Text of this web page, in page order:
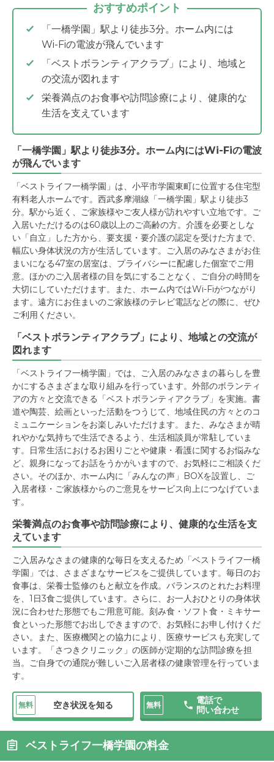
おすすめポイント
「一橋学園」駅より徒歩3分。ホーム内には
Wi-Fiの電波が飛んでいます
「ベストボランティアクラブ」により、地域と
の交流が図れます
栄養満点のお食事や訪問診療により、健康的な
生活を支えています
「一橋学園」駅より徒歩3分。ホーム内にはWi-Fiの電波
が飛んでいます
「ベストライフ一橋学園」は、小平市学園東町に位置する住宅型
有料老人ホームです。西武多摩湖線「一橋学園」駅より徒歩3
分。駅から近く、ご家族様やご友人様が訪れやすい立地です。ご
入居いただけるのは60歳以上のご高齢の方。介護を必要としな
い「自立」した方から、要支援・要介護の認定を受けた方まで、
幅広い身体状況の方が生活しています。ご入居のみなさまがお住
まいになる47室の居室は、プライバシーに配慮した個室でご用
意。ほかのご入居者様の目を気にすることなく、ご自分の時間を
大切にしていただけます。また、ホーム内ではWi-Fiがつながり
ます。遠方にお住まいのご家族様のテレビ電話などの際に、ぜひ
ご利用ください。
「ベストボランティアクラブ」により、地域との交流が
図れます
「ベストライフ一橋学園」では、ご入居のみなさまの暮らしを豊
かにするさまざまな取り組みを行っています。外部のボランティ
アの方々と交流できる「ベストボランティアクラブ」を実施。書
道や陶芸、絵画といった活動をつうじて、地域住民の方々とのコ
ミュニケーションをお楽しみいただけます。また、みなさまが晴
れやかな気持ちで生活できるよう、生活相談員が常駐していま
す。日常生活におけるお困りごとや健康・看護に関するお悩みな
ど、親身になってお話をうかがいますので、お気軽にご相談くだ
さい。そのほか、ホーム内に「みんなの声」BOXを設置し、ご
入居者様・ご家族様からのご意見をサービス向上につなげていま
す。
栄養満点のお食事や訪問診療により、健康的な生活を支
えています
ご入居みなさまの健康的な毎日を支えるため「ベストライフ一橋
学園」では、さまざまなサービスをご提供しています。毎日のお
食事は、栄養士監修のもと献立を作成。バランスのとれたお料理
を、1日3食ご提供しています。さらに、お一人おひとりの身体状
況に合わせた形態でもご用意可能。刻み食・ソフト食・ミキサー
食といった形態でお出しできますので、お気軽にお申し付けくだ
さい。また、医療機関との協力により、医療サービスも充実して
います。「さつきクリニック」の医師が定期的な訪問診療を担
当。ご自身での通院が難しいご入居者様の健康管理を行っていま
す。
無料 空き状況を知る 無料
電話で
問い合わせ
ベストライフ一橋学園の料金